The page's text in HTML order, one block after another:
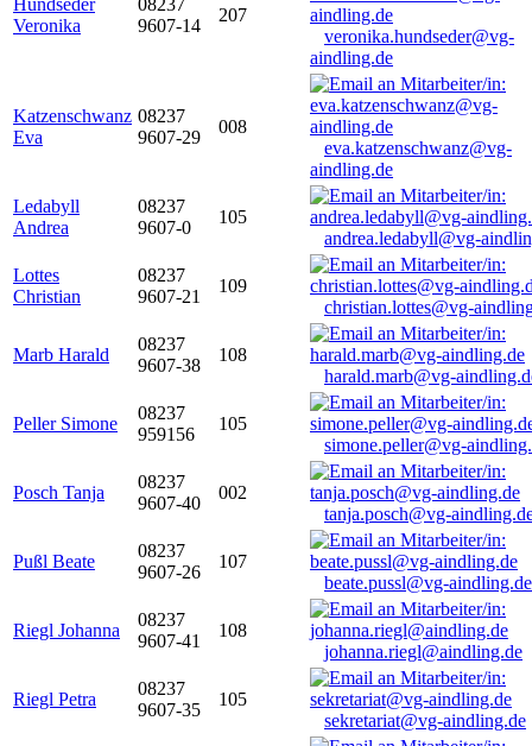
Hundseder
Veronika
08237
9607-14
207
veronika.hundseder@vg-
aindling.de
Katzenschwanz
Eva
08237
9607-29
008
eva.katzenschwanz@vg-
aindling.de
Ledabyll
Andrea
08237
9607-0
105
andrea.ledabyll@vg-
Lottes
Christian
08237
9607-21
109
christian.lottes@vg-
Marb Harald
08237
9607-38
108
harald.marb@vg-
Peller Simone
08237
959156
105
simone.peller@vg-
Posch Tanja
08237
9607-40
002
tanja.posch@vg-
Pußl Beate
08237
9607-26
107
beate.pussl@vg-aindling.de
Riegl Johanna
08237
9607-41
108
johanna.riegl@aindling.de
Riegl Petra
08237
9607-35
105
sekretariat@vg-aindling.de